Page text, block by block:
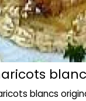
blancs